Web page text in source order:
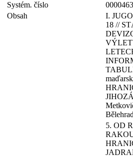
Systém. číslo
Obsah
I.
18 //
5. OD